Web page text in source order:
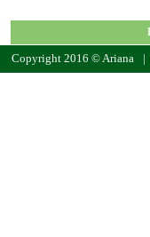
Copyright 2016 © Ariana
|